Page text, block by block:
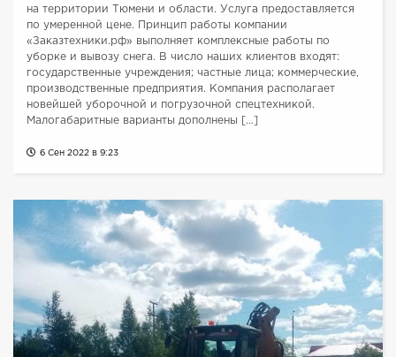
на территории Тюмени и области. Услуга предоставляется
по умеренной цене. Принцип работы компании
«Заказтехники.рф» выполняет комплексные работы по
уборке и вывозу снега. В число наших клиентов входят:
государственные учреждения; частные лица; коммерческие,
производственные предприятия. Компания располагает
новейшей уборочной и погрузочной спецтехникой.
Малогабаритные варианты дополнены […]
6 Сен 2022 в 9:23